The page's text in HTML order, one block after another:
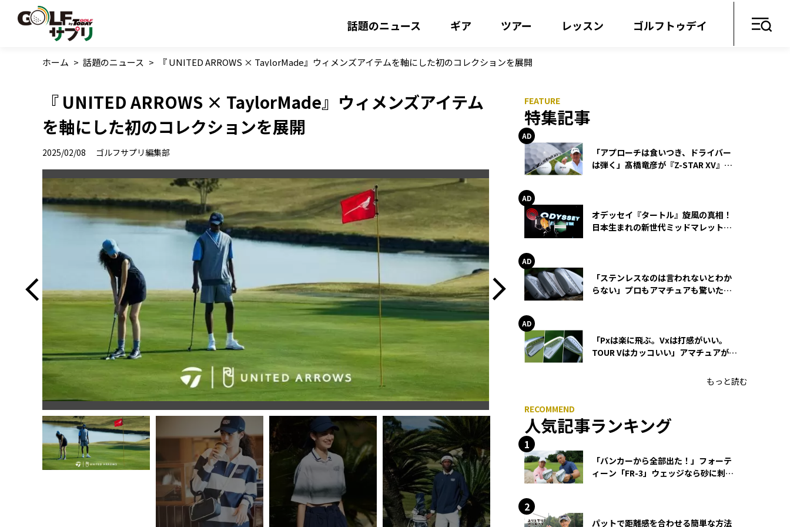
話題のニュース ギア ツアー レッスン ゴルフトゥデイ
ホーム > 話題のニュース > 『 UNITED ARROWS × TaylorMade』ウィメンズアイテムを軸にした初のコレクションを展開
『 UNITED ARROWS × TaylorMade』ウィメンズアイテム
を軸にした初のコレクションを展開
2025/02/08 ゴルフサプリ編集部
特集記事
「アプローチは食いつき、ドライバー
は弾く」髙橋竜彦が『Z-STAR XV』を
オデッセイ『タートル』旋風の真相！
日本生まれの新世代ミッドマレットが
「ステンレスなのは言われないとわか
らない」プロもアマチュアも驚いた
「Pxは楽に飛ぶ。Vxは打感がいい。
TOUR Vはカッコいい」アマチュアが選
もっと読む
人気記事ランキング
「バンカーから全部出た！」フォーテ
ィーン「FR-3」ウェッジなら砂に刺さ
パットで距離感を合わせる簡単な方法